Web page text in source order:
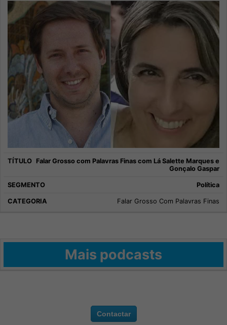
Falar Grosso com Palavras Finas com Lá Salette Marques e
Gonçalo Gaspar
Política
Falar Grosso Com Palavras Finas
Mais podcasts
Contactar